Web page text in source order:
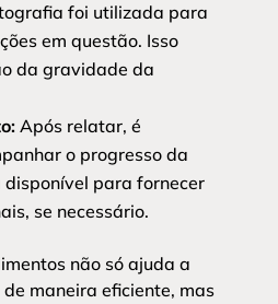
foi utilizada para
em questão. Isso
da gravidade da
Após relatar, é
o progresso da
para fornecer
se necessário.
não só ajuda a
maneira eficiente, mas